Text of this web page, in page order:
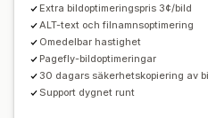
Hastighetsanalys Länkanalys
Rankningspårning
Extra bildoptimeringspris 3¢/bild
ALT-text och filnamnsoptimering
Omedelbar hastighet
Pagefly-bildoptimeringar
30 dagars säkerhetskopiering av
Support dygnet runt